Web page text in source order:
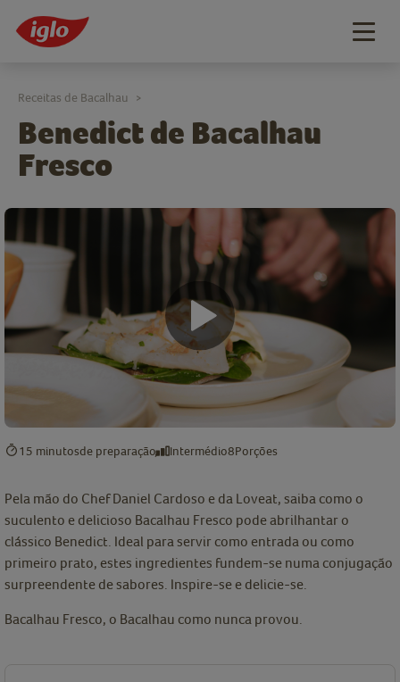
Benedict de Bacalhau
Fresco
Receitas de Bacalhau >
15 minutosde preparação Intermédio8Porções
Pela mão do Chef Daniel Cardoso e da Loveat, saiba como o
suculento e delicioso Bacalhau Fresco pode abrilhantar o
clássico Benedict. Ideal para servir como entrada ou como
primeiro prato, estes ingredientes fundem-se numa conjugação
surpreendente de sabores. Inspire-se e delicie-se.
Bacalhau Fresco, o Bacalhau como nunca provou.